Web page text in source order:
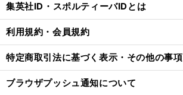
集英社ID・スポルティーバIDとは
利用規約・会員規約
特定商取引法に基づく表示・その他の事項
ブラウザプッシュ通知について